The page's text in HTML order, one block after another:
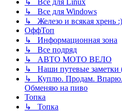
↳ Все для Linux
↳ Все для Windows
↳ Железо и всякая хрень :)
ОффТоп
↳ Информационная зона
↳ Все подряд
↳ АВТО МОТО ВЕЛО
↳ Наши путевые заметки
↳ Куплю. Продам.
Обменяю на пиво
Топка
↳ Топка